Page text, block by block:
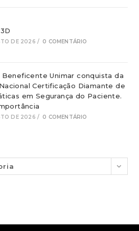
DE 2026 / 0 COMENTÁRIO
Unimar conquista da
Certificação Diamante de
em Segurança do Paciente.
DE 2026 / 0 COMENTÁRIO